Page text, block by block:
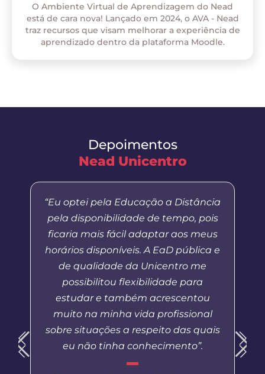
O Ambiente Virtual de Aprendizagem do Nead
está de cara nova! Lançado em 2024, o AVA - Nead
traz recursos que visam melhorar a experiência de
aprendizado dentro da plataforma Moodle.
Depoimentos
Nead Unicentro
“Eu optei pela Educação a Distância
pela disponibilidade de tempo, pois
ficaria mais fácil adaptar aos meus
horários disponíveis. A EaD pública e
de qualidade da Unicentro me
possibilitou flexibilidade para
estudar e também acrescentou
muito na minha vida profissional
sobre situações a respeito das quais
eu não tinha conhecimento”.